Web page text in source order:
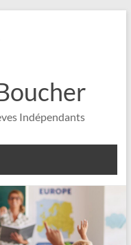
Indépendants